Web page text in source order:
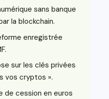
sans banque
la blockchain.
enregistrée
sur les clés privées
vos cryptos ».
de cession en euros